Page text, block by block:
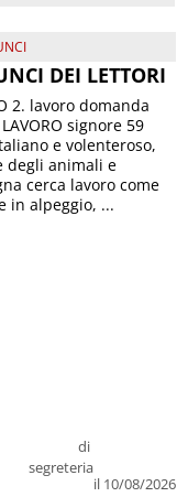
DEI LETTORI
di
segreteria
il 10/08/2026
2. lavoro domanda
LAVORO signore 59
e volenteroso,
degli animali e
cerca lavoro come
in alpeggio, ...